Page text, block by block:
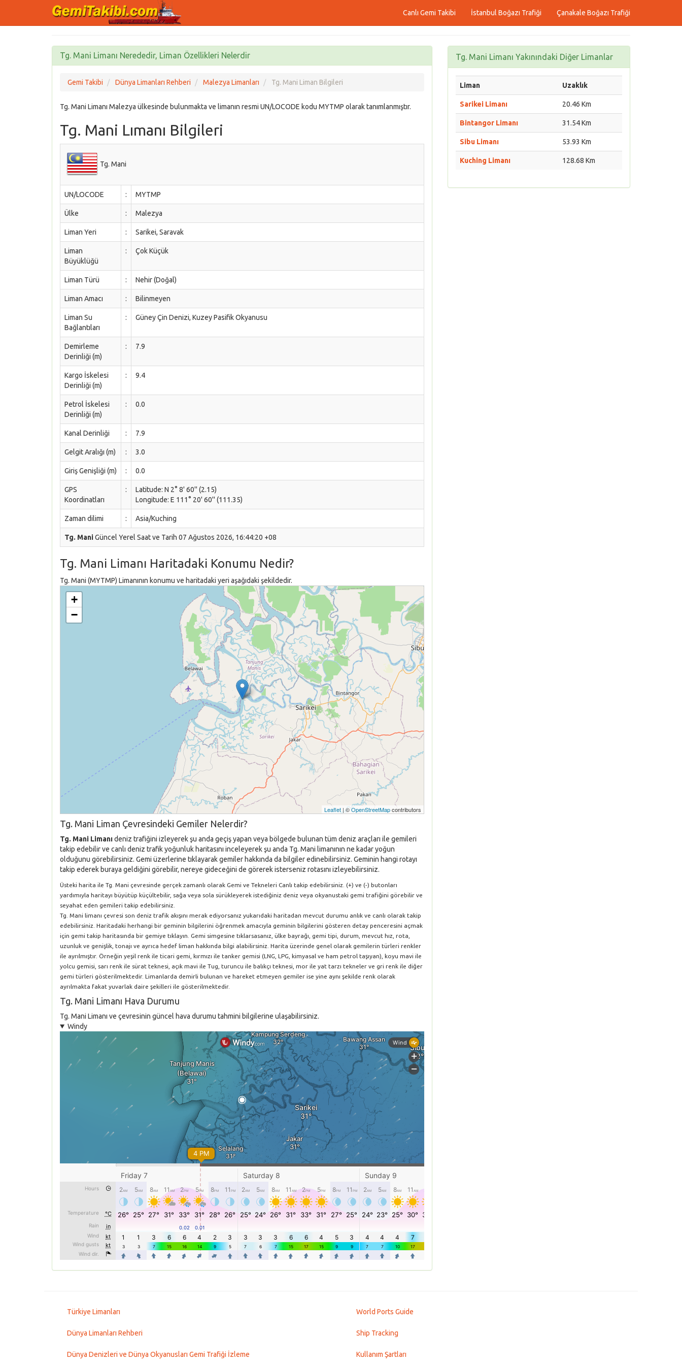
Canlı Gemi Takibi İstanbul Boğazı Trafiği Çanakale Boğazı Trafiği
Tg. Mani Limanı Nerededir, Liman Özellikleri Nelerdir
Gemi Takibi Dünya Limanları Rehberi Malezya Limanları Tg. Mani Liman Bilgileri
Tg. Mani Limanı Malezya ülkesinde bulunmakta ve limanın resmi UN/LOCODE kodu MYTMP olarak tanımlanmıştır.
Tg. Mani Lımanı Bilgileri
Tg. Mani
UN/LOCODE : MYTMP
Ülke : Malezya
Liman Yeri : Sarikei, Saravak
Liman
Büyüklüğü
: Çok Küçük
Liman Türü : Nehir (Doğal)
Liman Amacı : Bilinmeyen
Liman Su
Bağlantıları
: Güney Çin Denizi, Kuzey Pasifik Okyanusu
Demirleme
Derinliği (m)
: 7.9
Kargo İskelesi
Derinliği (m)
: 9.4
Petrol İskelesi
Derinliği (m)
: 0.0
Kanal Derinliği : 7.9
Gelgit Aralığı (m) : 3.0
Giriş Genişliği (m) : 0.0
GPS
Koordinatları
:
Latitude: N 2° 8' 60'' (2.15)
Longitude: E 111° 20' 60'' (111.35)
Zaman dilimi : Asia/Kuching
Tg. ManiGüncel Yerel Saat ve Tarih 07 Ağustos 2026, 16:44:20 +08
Tg. Mani Limanı Haritadaki Konumu Nedir?
Tg. Mani (MYTMP) Limanının konumu ve haritadaki yeri aşağıdaki şekildedir.
+
−
Leaflet | ©OpenStreetMapcontributors
Tg. Mani Liman Çevresindeki Gemiler Nelerdir?
Tg. Mani Limanıdeniz trafiğini izleyerek şu anda geçiş yapan veya bölgede bulunan tüm deniz araçları ile gemileri
takip edebilir ve canlı deniz trafik yoğunluk haritasını inceleyerek şu anda Tg. Mani limanının ne kadar yoğun
olduğunu görebilirsiniz. Gemi üzerlerine tıklayarak gemiler hakkında da bilgiler edinebilirsiniz. Geminin hangi rotayı
takip ederek buraya geldiğini görebilir, nereye gideceğini de görerek isterseniz rotasını izleyebilirsiniz.
Üsteki harita ile Tg. Mani çevresinde gerçek zamanlı olarak Gemi ve Tekneleri Canlı takip edebilirsiniz. (+) ve (-) butonları
yardımıyla haritayı büyütüp küçültebilir, sağa veya sola sürükleyerek istediğiniz deniz veya okyanustaki gemi trafiğini görebilir ve
seyahat eden gemileri takip edebilirsiniz.
Tg. Mani limanı çevresi son deniz trafik akışını merak ediyorsanız yukarıdaki haritadan mevcut durumu anlık ve canlı olarak takip
edebilirsiniz. Haritadaki herhangi bir geminin bilgilerini öğrenmek amacıyla geminin bilgilerini gösteren detay penceresini açmak
için gemi takip haritasında bir gemiye tıklayın. Gemi simgesine tıklarsasanız, ülke bayrağı, gemi tipi, durum, mevcut hız, rota,
uzunluk ve genişlik, tonajı ve ayrıca hedef liman hakkında bilgi alabilirsiniz. Harita üzerinde genel olarak gemilerin türleri renkler
ile ayrılmıştır. Örneğin yeşil renk ile ticari gemi, kırmızı ile tanker gemisi (LNG, LPG, kimyasal ve ham petrol taşıyan), koyu mavi ile
yolcu gemisi, sarı renk ile sürat teknesi, açık mavi ile Tug, turuncu ile balıkçı teknesi, mor ile yat tarzı tekneler ve gri renk ile diğer
gemi türleri gösterilmektedir. Limanlarda demirli bulunan ve hareket etmeyen gemiler ise yine aynı şekilde renk olarak
ayrılmakta fakat yuvarlak daire şekilleri ile gösterilmektedir.
Tg. Mani Limanı Hava Durumu
Tg. Mani Limanı ve çevresinin güncel hava durumu tahmini bilgilerine ulaşabilirsiniz.
Windy
Tg. Mani Limanı Yakınındaki Diğer Limanlar
Liman Uzaklık
Sarikei Limanı 20.46 Km
Bintangor Limanı 31.54 Km
Sibu Limanı 53.93 Km
Kuching Limanı 128.68 Km
Türkiye Limanları
Dünya Limanları Rehberi
Dünya Denizleri ve Dünya Okyanusları Gemi Trafiği İzleme
World Ports Guide
Ship Tracking
Kullanım Şartları